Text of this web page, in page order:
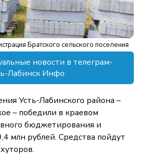
Братского сельского поселения
новости в телеграм-
Лабинск Инфо
Усть-Лабинского района –
– победили в краевом
бюджетирования и
млн рублей. Средства пойдут